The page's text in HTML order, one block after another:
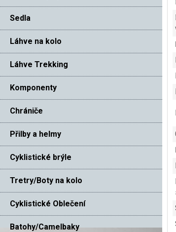
Sedla
Láhve na kolo
Láhve Trekking
Komponenty
Chrániče
Přilby a helmy
Cyklistické brýle
Tretry/Boty na kolo
Cyklistické Oblečení
Batohy/Camelbaky